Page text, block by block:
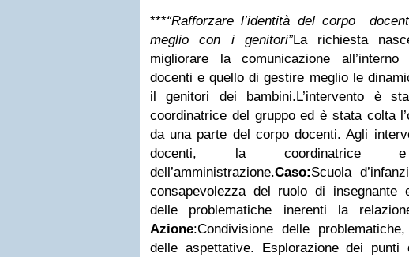
***“Rafforzare l’identità del corpo
meglio con i genitori”La richiesta
migliorare la comunicazione
docenti e quello di gestire meglio le
il genitori dei bambini.L’intervento è
coordinatrice del gruppo ed è stata colta
da una parte del corpo docenti. Agli
docenti, la coordinatrice e
dell’amministrazione.Caso:Scuola
consapevolezza del ruolo di insegnante
delle problematiche inerenti la
Azione:Condivisione delle
delle aspettative. Esplorazione dei